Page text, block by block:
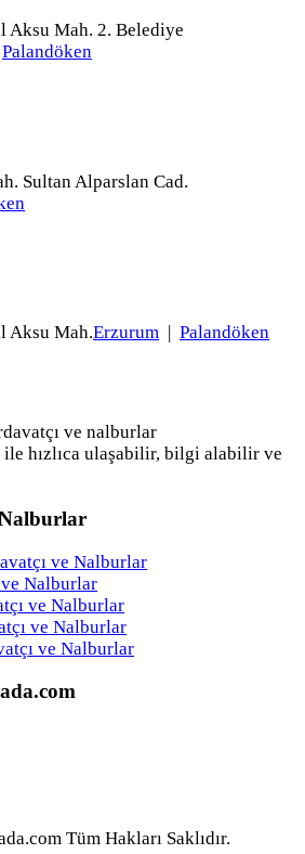
Aksu Mah. 2. Belediye
Palandöken
Sultan Alparslan Cad.
Aksu Mah.Erzurum | Palandöken
ve nalburlar
hızlıca ulaşabilir, bilgi alabilir ve
Nalburlar
ve Nalburlar
ve Nalburlar
ve Nalburlar
ve Nalburlar
ve Nalburlar
Tüm Hakları Saklıdır.